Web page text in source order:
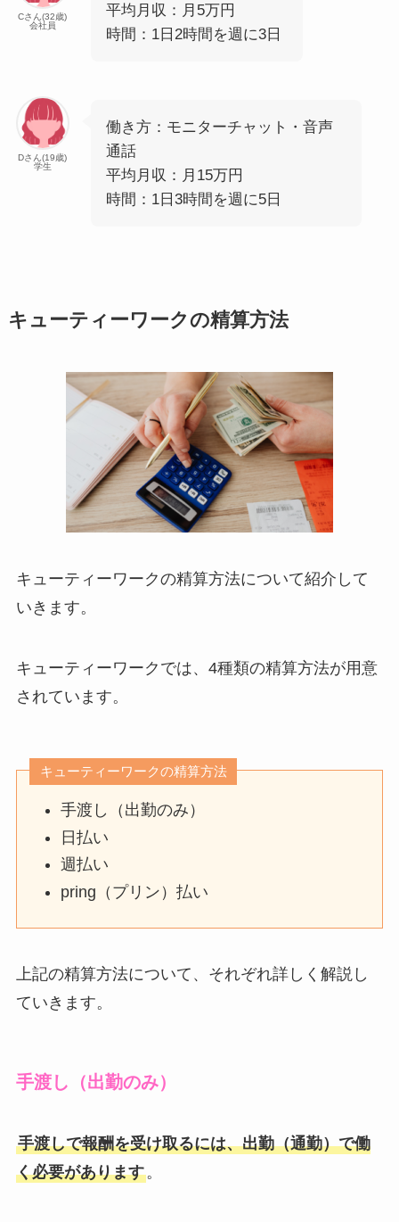
Cさん(32歳)
会社員
平均月収：月5万円
時間：1日2時間を週に3日
Dさん(19歳)
学生
働き方：モニターチャット・音声
通話
平均月収：月15万円
時間：1日3時間を週に5日
キューティーワークの精算方法
キューティーワークの精算方法について紹介して
いきます。
キューティーワークでは、4種類の精算方法が用意
されています。
キューティーワークの精算方法
手渡し（出勤のみ）
日払い
週払い
pring（プリン）払い
上記の精算方法について、それぞれ詳しく解説し
ていきます。
手渡し（出勤のみ）
手渡しで報酬を受け取るには、出勤（通勤）で働
く必要があります。